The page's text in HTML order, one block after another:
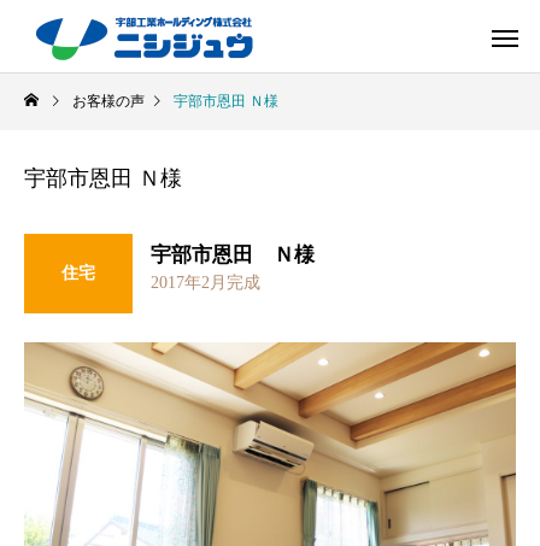
お客様の声 宇部市恩田 Ｎ様
宇部市恩田 Ｎ様
住宅
宇部市恩田 Ｎ様
2017年2月完成